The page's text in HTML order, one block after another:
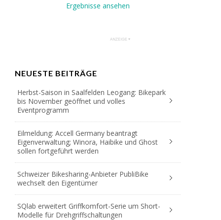
Ergebnisse ansehen
NEUESTE BEITRÄGE
Herbst-Saison in Saalfelden Leogang: Bikepark
bis November geöffnet und volles
Eventprogramm
Eilmeldung: Accell Germany beantragt
Eigenverwaltung; Winora, Haibike und Ghost
sollen fortgeführt werden
Schweizer Bikesharing-Anbieter PubliBike
wechselt den Eigentümer
SQlab erweitert Griffkomfort-Serie um Short-
Modelle für Drehgriffschaltungen